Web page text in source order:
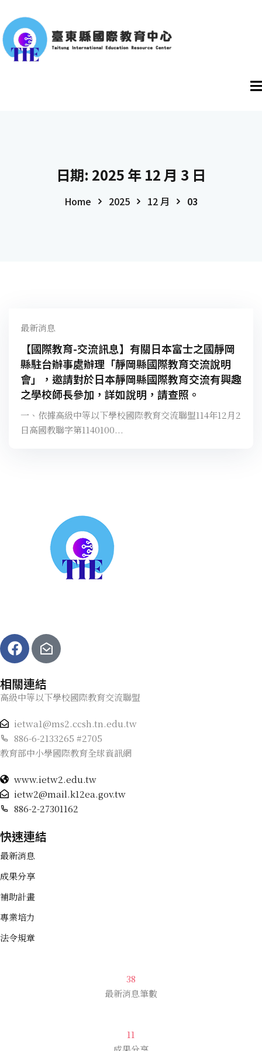
日期: 2025 年 12 月 3 日
Home 2025 12 月 03
最新消息
【國際教育-交流訊息】有關日本富士之國靜岡
縣駐台辦事處辦理「靜岡縣國際教育交流說明
會」，邀請對於日本靜岡縣國際教育交流有興趣
之學校師長參加，詳如說明，請查照。
一、依據高級中等以下學校國際教育交流聯盟114年12月2
日高國教聯字第1140100...
相關連結
高級中等以下學校國際教育交流聯盟
ietwa1@ms2.ccsh.tn.edu.tw
886-6-2133265 #2705
教育部中小學國際教育全球資訊網
www.ietw2.edu.tw
ietw2@mail.k12ea.gov.tw
886-2-27301162
快速連結
最新消息
成果分享
補助計畫
專業培力
法令規章
38
最新消息筆數
11